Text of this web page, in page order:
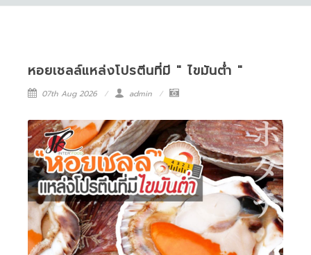
หอยเชลล์แหล่งโปรตีนที่มี " ไขมันต่ำ "
07th Aug 2026 admin